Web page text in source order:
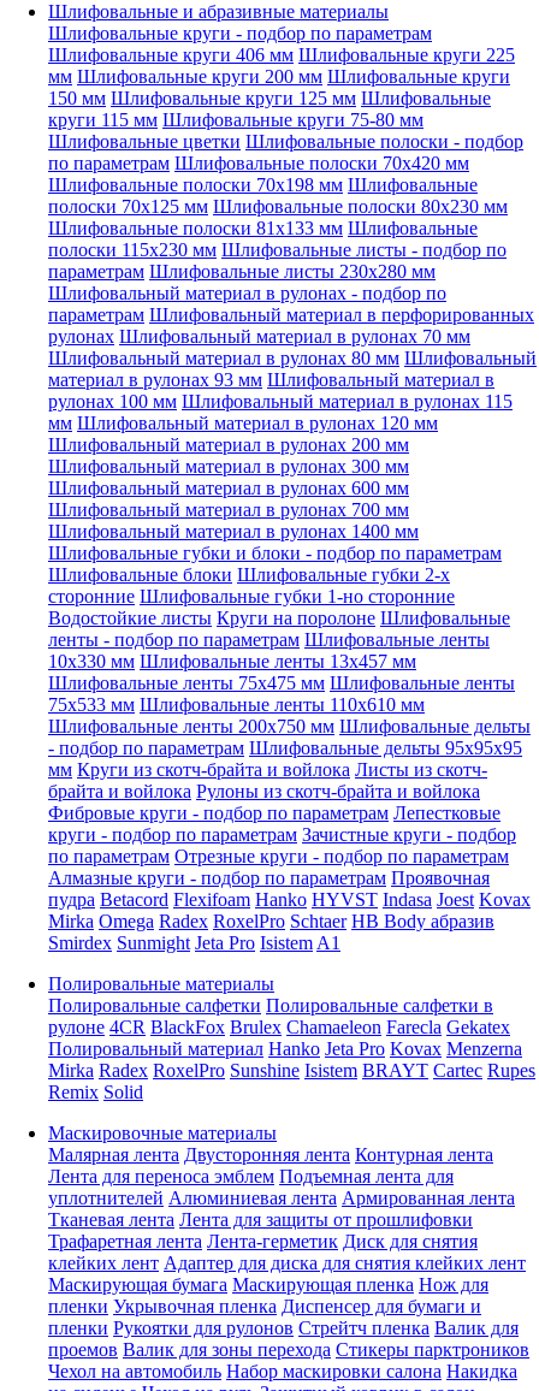
Шлифовальные и абразивные материалы
Шлифовальные круги - подбор по параметрам
Шлифовальные круги 406 мм Шлифовальные круги 225
мм Шлифовальные круги 200 мм Шлифовальные круги
150 мм Шлифовальные круги 125 мм Шлифовальные
круги 115 мм Шлифовальные круги 75-80 мм
Шлифовальные цветки Шлифовальные полоски - подбор
по параметрам Шлифовальные полоски 70x420 мм
Шлифовальные полоски 70x198 мм Шлифовальные
полоски 70x125 мм Шлифовальные полоски 80x230 мм
Шлифовальные полоски 81x133 мм Шлифовальные
полоски 115x230 мм Шлифовальные листы - подбор по
параметрам Шлифовальные листы 230x280 мм
Шлифовальный материал в рулонах - подбор по
параметрам Шлифовальный материал в перфорированных
рулонах Шлифовальный материал в рулонах 70 мм
Шлифовальный материал в рулонах 80 мм Шлифовальный
материал в рулонах 93 мм Шлифовальный материал в
рулонах 100 мм Шлифовальный материал в рулонах 115
мм Шлифовальный материал в рулонах 120 мм
Шлифовальный материал в рулонах 200 мм
Шлифовальный материал в рулонах 300 мм
Шлифовальный материал в рулонах 600 мм
Шлифовальный материал в рулонах 700 мм
Шлифовальный материал в рулонах 1400 мм
Шлифовальные губки и блоки - подбор по параметрам
Шлифовальные блоки Шлифовальные губки 2-х
сторонние Шлифовальные губки 1-но сторонние
Водостойкие листы Круги на поролоне Шлифовальные
ленты - подбор по параметрам Шлифовальные ленты
10x330 мм Шлифовальные ленты 13x457 мм
Шлифовальные ленты 75x475 мм Шлифовальные ленты
75x533 мм Шлифовальные ленты 110x610 мм
Шлифовальные ленты 200x750 мм Шлифовальные дельты
- подбор по параметрам Шлифовальные дельты 95x95x95
мм Круги из скотч-брайта и войлока Листы из скотч-
брайта и войлока Рулоны из скотч-брайта и войлока
Фибровые круги - подбор по параметрам Лепестковые
круги - подбор по параметрам Зачистные круги - подбор
по параметрам Отрезные круги - подбор по параметрам
Алмазные круги - подбор по параметрам Проявочная
пудра Betacord Flexifoam Hanko HYVST Indasa Joest Kovax
Mirka Omega Radex RoxelPro Schtaer HB Body абразив
Smirdex Sunmight Jeta Pro Isistem A1
Полировальные материалы
Полировальные салфетки Полировальные салфетки в
рулоне 4CR BlackFox Brulex Chamaeleon Farecla Gekatex
Полировальный материал Hanko Jeta Pro Kovax Menzerna
Mirka Radex RoxelPro Sunshine Isistem BRAYT Cartec Rupes
Remix Solid
Маскировочные материалы
Малярная лента Двусторонняя лента Контурная лента
Лента для переноса эмблем Подъемная лента для
уплотнителей Алюминиевая лента Армированная лента
Тканевая лента Лента для защиты от прошлифовки
Трафаретная лента Лента-герметик Диск для снятия
клейких лент Адаптер для диска для снятия клейких лент
Маскирующая бумага Маскирующая пленка Нож для
пленки Укрывочная пленка Диспенсер для бумаги и
пленки Рукоятки для рулонов Стрейтч пленка Валик для
проемов Валик для зоны перехода Стикеры парктроников
Чехол на автомобиль Набор маскировки салона Накидка